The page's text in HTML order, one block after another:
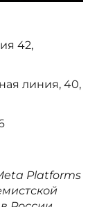
42,
линия, 40,
Platforms